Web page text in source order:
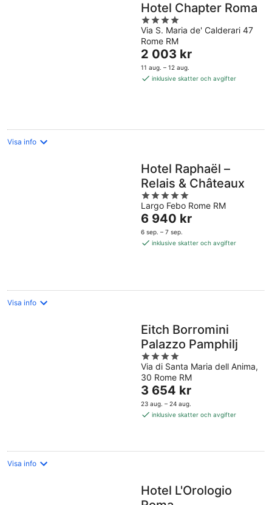
Hotel Chapter Roma
4
out
of
5
Via S. Maria de' Calderari 47
Rome RM
Priset
är
2 003 kr
2 003 kr
11 aug. – 12 aug.
inklusive skatter och avgifter
Visa info
Hotel Raphaël –
Relais & Châteaux
5
out
of
5
Largo Febo Rome RM
Priset
är
6 940 kr
6 940 kr
6 sep. – 7 sep.
inklusive skatter och avgifter
Visa info
Eitch Borromini
Palazzo Pamphilj
4
out
of
5
Via di Santa Maria dell Anima,
30 Rome RM
Priset
är
3 654 kr
3 654 kr
23 aug. – 24 aug.
inklusive skatter och avgifter
Visa info
Hotel L'Orologio